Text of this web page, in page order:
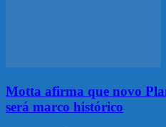
Motta afirma que novo
será marco histórico